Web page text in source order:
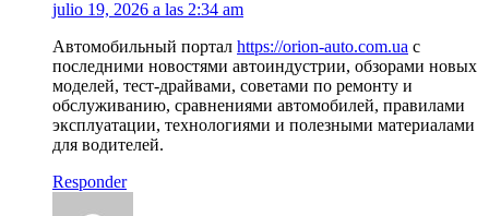
julio 19, 2026 a las 2:34 am
Автомобильный портал https://orion-auto.com.ua с
последними новостями автоиндустрии, обзорами новых
моделей, тест-драйвами, советами по ремонту и
обслуживанию, сравнениями автомобилей, правилами
эксплуатации, технологиями и полезными материалами
для водителей.
Responder